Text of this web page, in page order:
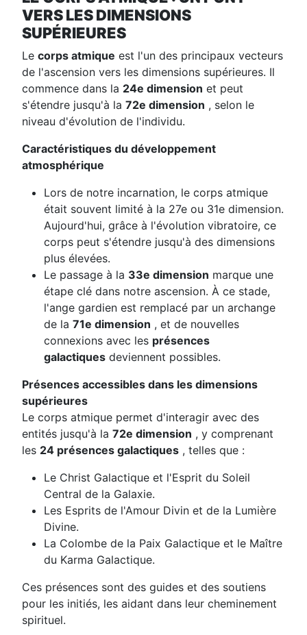
VERS LES DIMENSIONS
SUPÉRIEURES
Le corps atmique est l'un des principaux vecteurs
de l'ascension vers les dimensions supérieures. Il
commence dans la 24e dimension et peut
s'étendre jusqu'à la 72e dimension , selon le
niveau d'évolution de l'individu.
Caractéristiques du développement
atmosphérique
Lors de notre incarnation, le corps atmique
était souvent limité à la 27e ou 31e dimension.
Aujourd'hui, grâce à l'évolution vibratoire, ce
corps peut s'étendre jusqu'à des dimensions
plus élevées.
Le passage à la 33e dimension marque une
étape clé dans notre ascension. À ce stade,
l'ange gardien est remplacé par un archange
de la 71e dimension , et de nouvelles
connexions avec les présences
galactiques deviennent possibles.
Présences accessibles dans les dimensions
supérieures
Le corps atmique permet d'interagir avec des
entités jusqu'à la 72e dimension , y comprenant
les 24 présences galactiques , telles que :
Le Christ Galactique et l'Esprit du Soleil
Central de la Galaxie.
Les Esprits de l'Amour Divin et de la Lumière
Divine.
La Colombe de la Paix Galactique et le Maître
du Karma Galactique.
Ces présences sont des guides et des soutiens
pour les initiés, les aidant dans leur cheminement
spirituel.